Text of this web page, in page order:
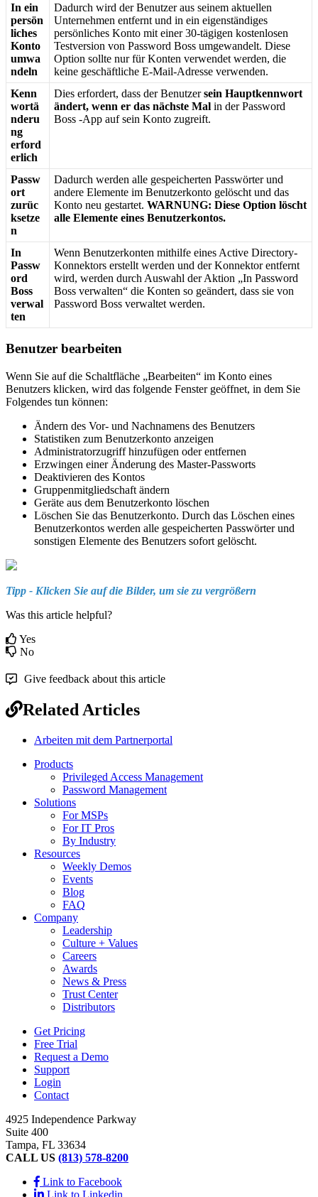
In ein
persön
liches
Konto
umwa
ndeln
Dadurch wird der Benutzer aus seinem aktuellen
Unternehmen entfernt und in ein eigenständiges
persönliches Konto mit einer 30-tägigen kostenlosen
Testversion von Password Boss umgewandelt. Diese
Option sollte nur für Konten verwendet werden, die
keine geschäftliche E-Mail-Adresse verwenden.
Kenn
wortä
nderu
ng
erford
erlich
Dies erfordert, dass der Benutzer sein Hauptkennwort
ändert, wenn er das nächste Mal in der Password
Boss -App auf sein Konto zugreift.
Passw
ort
zurüc
ksetze
n
Dadurch werden alle gespeicherten Passwörter und
andere Elemente im Benutzerkonto gelöscht und das
Konto neu gestartet. WARNUNG: Diese Option löscht
alle Elemente eines Benutzerkontos.
In
Passw
ord
Boss
verwal
ten
Wenn Benutzerkonten mithilfe eines Active Directory-
Konnektors erstellt werden und der Konnektor entfernt
wird, werden durch Auswahl der Aktion „In Password
Boss verwalten“ die Konten so geändert, dass sie von
Password Boss verwaltet werden.
Benutzer bearbeiten
Wenn Sie auf die Schaltfläche „Bearbeiten“ im Konto eines
Benutzers klicken, wird das folgende Fenster geöffnet, in dem Sie
Folgendes tun können:
Ändern des Vor- und Nachnamens des Benutzers
Statistiken zum Benutzerkonto anzeigen
Administratorzugriff hinzufügen oder entfernen
Erzwingen einer Änderung des Master-Passworts
Deaktivieren des Kontos
Gruppenmitgliedschaft ändern
Geräte aus dem Benutzerkonto löschen
Löschen Sie das Benutzerkonto. Durch das Löschen eines
Benutzerkontos werden alle gespeicherten Passwörter und
sonstigen Elemente des Benutzers sofort gelöscht.
Tipp - Klicken Sie auf die Bilder, um sie zu vergrößern
Was this article helpful?
Yes
No
Give feedback about this article
Related Articles
Arbeiten mit dem Partnerportal
Products
Privileged Access Management
Password Management
Solutions
For MSPs
For IT Pros
By Industry
Resources
Weekly Demos
Events
Blog
FAQ
Company
Leadership
Culture + Values
Careers
Awards
News & Press
Trust Center
Distributors
Get Pricing
Free Trial
Request a Demo
Support
Login
Contact
4925 Independence Parkway
Suite 400
Tampa, FL 33634
CALL US (813) 578-8200
Link to Facebook
Link to Linkedin